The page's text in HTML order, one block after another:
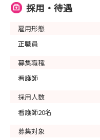
採用・待遇
雇用形態
正職員
募集職種
看護師
採用人数
看護師20名
募集対象